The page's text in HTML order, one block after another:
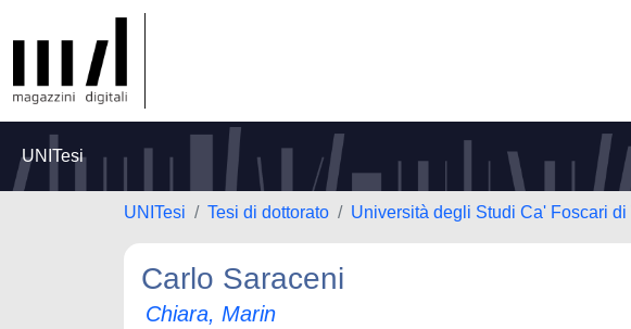
UNITesi
UNITesi Tesi di dottorato Università degli Studi Ca' Foscari di
Carlo Saraceni
Chiara, Marin